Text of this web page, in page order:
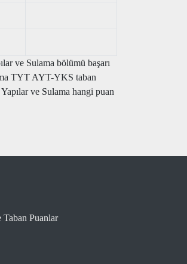
ve Sulama bölümü başarı
TYT AYT-YKS taban
ve Sulama hangi puan
Taban Puanlar